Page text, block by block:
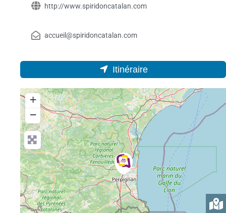
http://www.spiridoncatalan.com
accueil@spiridoncatalan.com
Itinéraire
+
−